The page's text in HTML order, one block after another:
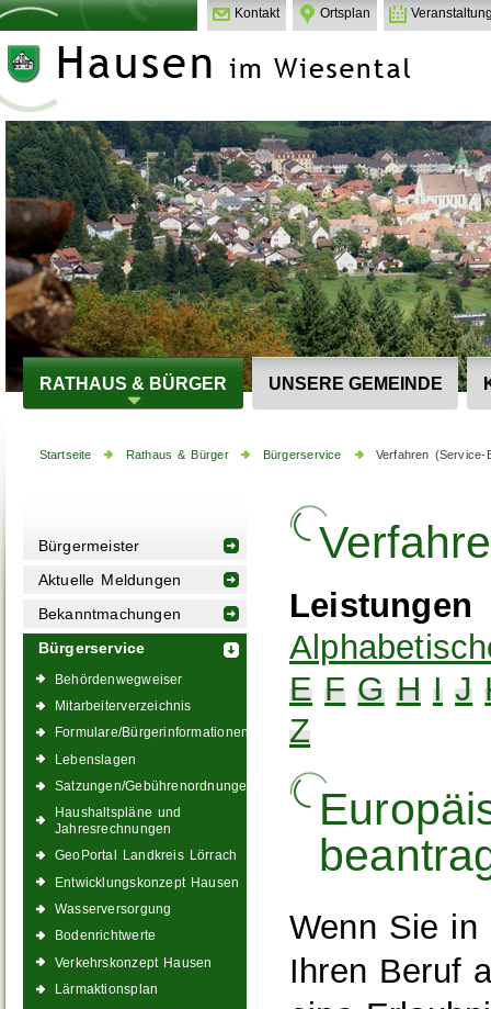
Kontakt Ortsplan
RATHAUS & BÜRGER UNSERE GEMEINDE
Startseite Rathaus & Bürger Bürgerservice Verfahren (Service-
Bürgermeister
Aktuelle Meldungen
Bekanntmachungen
Bürgerservice
Behördenwegweiser
Mitarbeiterverzeichnis
Formulare/Bürgerinformationen
Lebenslagen
Satzungen/Gebührenordnungen
Haushaltspläne und
Jahresrechnungen
GeoPortal Landkreis Lörrach
Entwicklungskonzept Hausen
Wasserversorgung
Bodenrichtwerte
Verkehrskonzept Hausen
Lärmaktionsplan
Leistungen
E F G H I J
Z
Wenn Sie in
Ihren Beruf